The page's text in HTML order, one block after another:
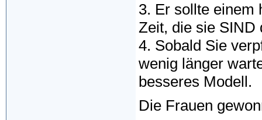
3. Er sollte einem
Zeit, die sie SIND
4. Sobald Sie
wenig länger
besseres Modell.
Die Frauen